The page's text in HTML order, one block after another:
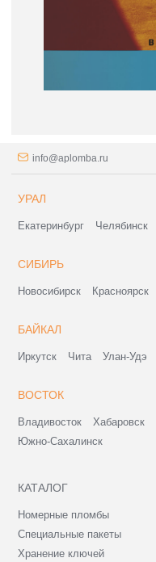
info@aplomba.ru
УРАЛ
Екатеринбург Челябинск
СИБИРЬ
Новосибирск Красноярск
БАЙКАЛ
Иркутск Чита Улан-Удэ
ВОСТОК
Владивосток Хабаровск
Южно-Сахалинск
КАТАЛОГ
Номерные пломбы
Специальные пакеты
Хранение ключей